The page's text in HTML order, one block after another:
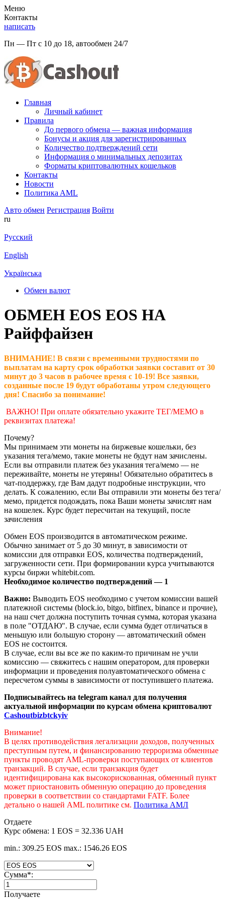
Меню
Контакты
написать
Пн — Пт с 10 до 18, автообмен 24/7
Главная
Личный кабинет
Правила
До первого обмена — важная информация
Бонусы и акция для зарегистрированных
Количество подтверждений сети
Информация о минимальных депозитах
Форматы криптовалютных кошельков
Контакты
Новости
Политикa AML
Авто обмен Регистрация Войти
ru
Русский
English
Українська
Обмен валют
ОБМЕН EOS EOS НА
Райффайзен
ВНИМАНИЕ! В связи с временными трудностями по
выплатам на карту срок обработки заявки составит от 30
минут до 3 часов в рабочее время с 10-19! Все заявки,
созданные после 19 будут обработаны утром следующего
дня! Спасибо за понимание!
ВАЖНО! При оплате обязательно укажите ТЕГ/МЕМО в
реквизитах платежа!
Почему?
Мы принимаем эти монеты на биржевые кошельки, без
указания тега/мемо, такие монеты не будут нам зачислены.
Если вы отправили платеж без указания тега/мемо — не
переживайте, монеты не утеряны! Обязательно обратитесь в
чат-поддержку, где Вам дадут подробные инструкции, что
делать. К сожалению, если Вы отправили эти монеты без тега/
мемо, придется подождать, пока Ваши монеты зачислят нам
на кошелек. Курс будет пересчитан на текущий, после
зачисления
Обмен EOS производится в автоматическом режиме.
Обычно занимает от 5 до 30 минут, в зависимости от
комиссии для отправки EOS, количества подтверждений,
загруженности сети. При формировании курса учитываются
курсы биржи whitebit.com.
Необходимое количество подтверждений — 1
Важно: Выводить EOS необходимо с учетом комиссии вашей
платежной системы (block.io, bitgo, bitfinex, binance и прочие),
на наш счет должна поступить точная сумма, которая указана
в поле "ОТДАЮ". В случае, если сумма будет отличаться в
меньшую или большую сторону — автоматический обмен
EOS не состоится.
В случае, если вы все же по каким-то причинам не учли
комиссию — свяжитесь с нашим оператором, для проверки
информации и проведения полуавтоматического обмена с
пересчетом суммы в зависимости от поступившего платежа.
Подписывайтесь на telegram канал для получения
актуальной информации по курсам обмена криптовалют
Cashoutbizbtckyiv
Внимание!
В целях противодействия легализации доходов, полученных
преступным путем, и финансированию терроризма обменные
пункты проводят AML-проверки поступающих от клиентов
транзакций. В случае, если транзакция будет
идентифицирована как высокорискованная, обменный пункт
может приостановить обменную операцию до проведения
проверки в соответствии со стандартами FATF. Более
детально о нашей AML политике см. Политика АМЛ
Отдаете
Курс обмена: 1 EOS = 32.336 UAH
min.: 309.25 EOS max.: 1546.26 EOS
Сумма*:
Получаете